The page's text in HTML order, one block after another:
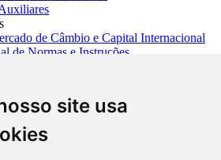
site usa
de Câmbio e Capital Internacional
de Normas e Instruções
de Títulos e Valores Mobiliários
de Crédito Rural
de Organização do SFN
de Supervisão Bancária
de Documentos
- Classificação Nacional de